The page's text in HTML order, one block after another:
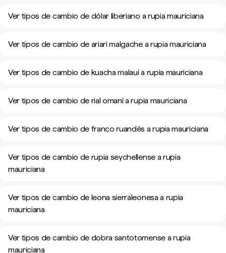
Ver tipos de cambio de dólar liberiano a rupia mauriciana
Ver tipos de cambio de ariari malgache a rupia mauriciana
Ver tipos de cambio de kuacha malauí a rupia mauriciana
Ver tipos de cambio de rial omaní a rupia mauriciana
Ver tipos de cambio de franco ruandés a rupia mauriciana
Ver tipos de cambio de rupia seychellense a rupia
mauriciana
Ver tipos de cambio de leona sierraleonesa a rupia
mauriciana
Ver tipos de cambio de dobra santotomense a rupia
mauriciana